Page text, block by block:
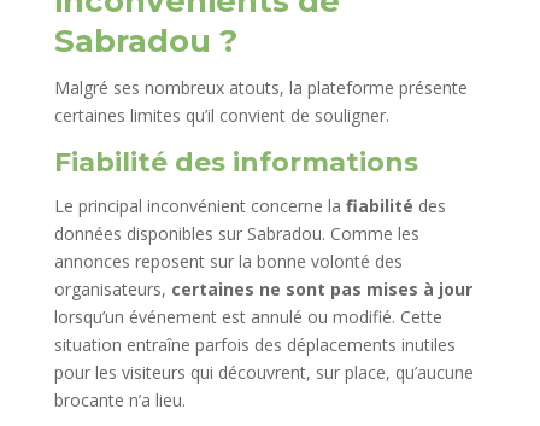
Sabradou ?
Malgré ses nombreux atouts, la plateforme présente
certaines limites qu’il convient de souligner.
Fiabilité des informations
Le principal inconvénient concerne la fiabilité des
données disponibles sur Sabradou. Comme les
annonces reposent sur la bonne volonté des
organisateurs, certaines ne sont pas mises à jour
lorsqu’un événement est annulé ou modifié. Cette
situation entraîne parfois des déplacements inutiles
pour les visiteurs qui découvrent, sur place, qu’aucune
brocante n’a lieu.